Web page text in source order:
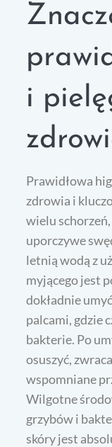
i
Prawidłowa
zdrowia i
wielu
uporczywe
letnią wodą z
myjącego jest
dokładnie
palcami, gdzie
bakterie. Po
osuszyć,
wspomniane
Wilgotne
grzybów i
skóry jest